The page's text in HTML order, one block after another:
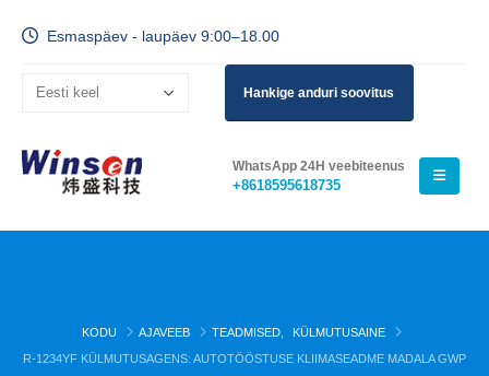
Esmaspäev - laupäev 9:00–18.00
Hankige anduri soovitus
WhatsApp 24H veebiteenus
+8618595618735
KODU AJAVEEB TEADMISED
KÜLMUTUSAINE
R-1234YF KÜLMUTUSAGENS: AUTOTÖÖSTUSE KLIIMASEADME MADALA GWP